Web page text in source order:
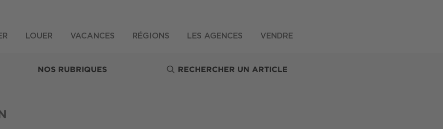
LOUER VACANCES RÉGIONS LES AGENCES VENDRE
NOS RUBRIQUES RECHERCHER UN ARTICLE